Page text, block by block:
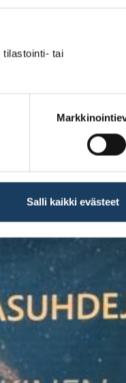
tilastointi- tai
Salli kaikki evästeet